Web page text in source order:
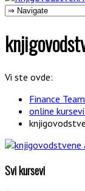
Vi ste ovde:
Finance Team
online
Svi kursevi